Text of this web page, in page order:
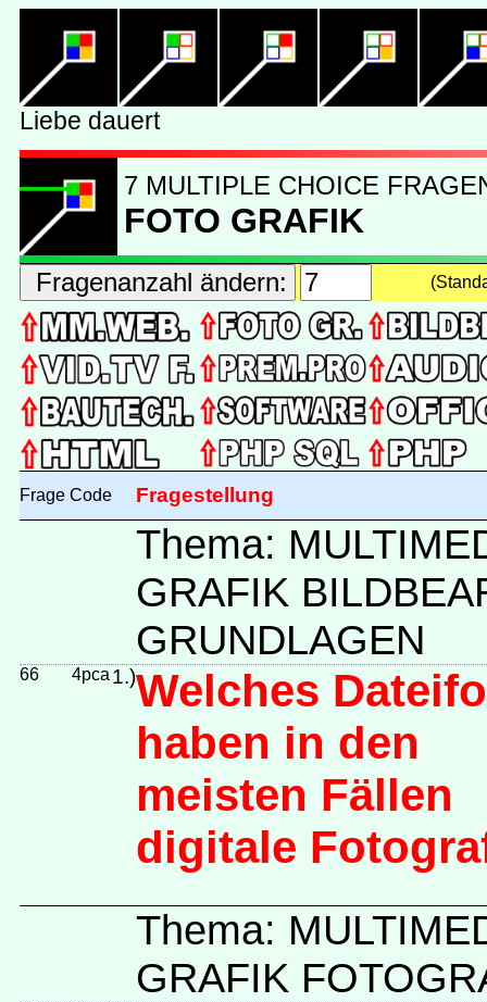
7 MULTIPLE CHOICE
FOTO GRAFIK
Frage Code Fragestellung
Thema:
GRAFIK
GRUNDLAGEN
66 4pca 1.)Welches
haben in den
meisten Fällen
digitale
Thema:
GRAFIK